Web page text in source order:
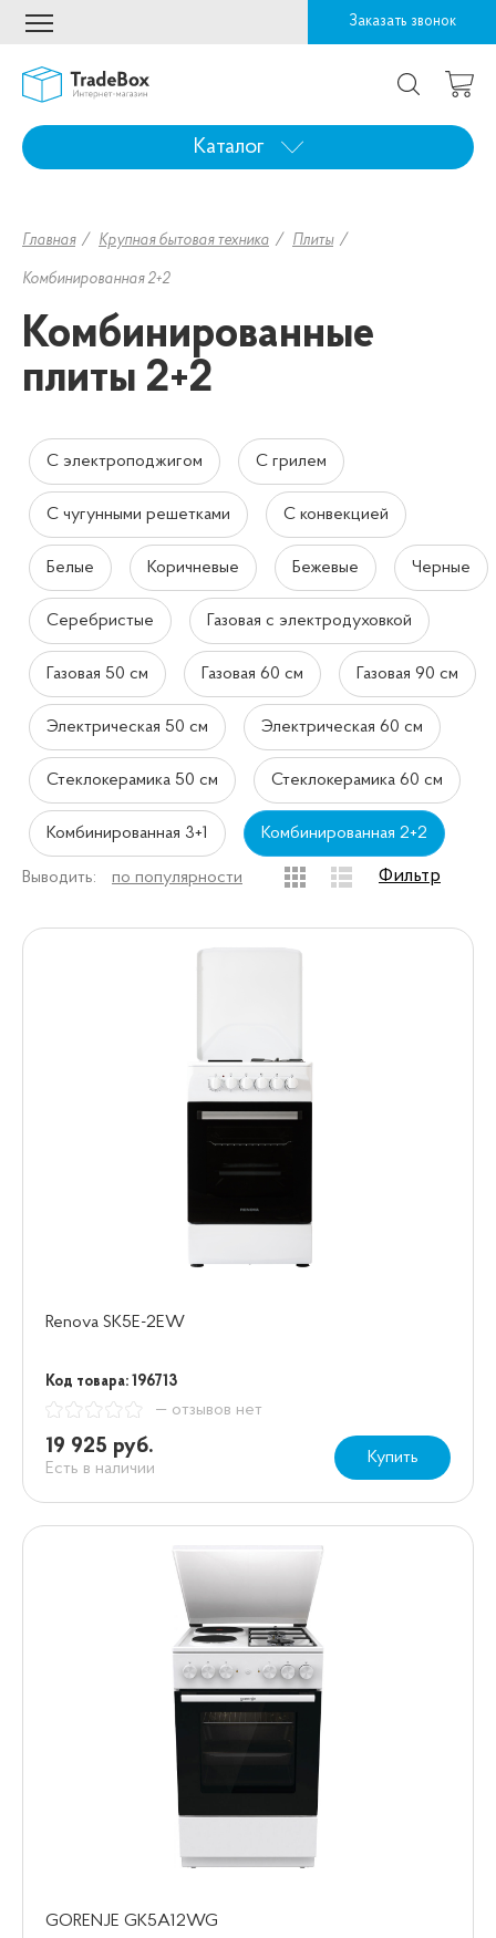
Заказать звонок
Каталог
Главная Крупная бытовая техника Плиты
Комбинированная 2+2
Комбинированные
плиты 2+2
С электроподжигом С грилем
С чугунными решетками С конвекцией
Белые Коричневые Бежевые Черные
Серебристые Газовая с электродуховкой
Газовая 50 см Газовая 60 см Газовая 90 см
Электрическая 50 см Электрическая 60 см
Стеклокерамика 50 см Стеклокерамика 60 см
Комбинированная 3+1 Комбинированная 2+2
Выводить: по популярности Фильтр
Renova SK5E-2EW
Код товара: 196713
— отзывов нет
19 925 руб.
Есть в наличии
Купить
GORENJE GK5A12WG